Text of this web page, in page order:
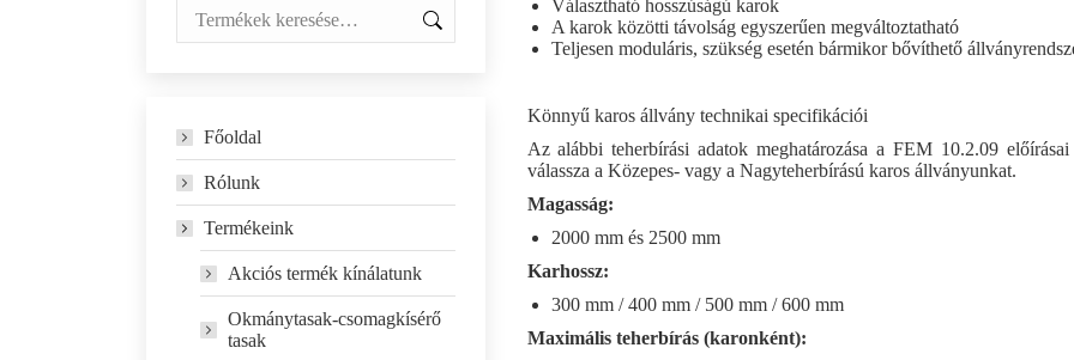
Választható hosszúságú karok
A karok közötti távolság egyszerűen megváltoztatható
Teljesen moduláris, szükség esetén bármikor bővíthető
Könnyű karos állvány technikai specifikációi
Az alábbi teherbírási adatok meghatározása a FEM 10.2.09
válassza a Közepes- vagy a Nagyteherbírású karos állványunkat.
Magasság:
2000 mm és 2500 mm
Karhossz:
300 mm / 400 mm / 500 mm / 600 mm
Maximális teherbírás (karonként):
Főoldal
Rólunk
Termékeink
Akciós termék kínálatunk
Okmánytasak-csomagkísérő
tasak